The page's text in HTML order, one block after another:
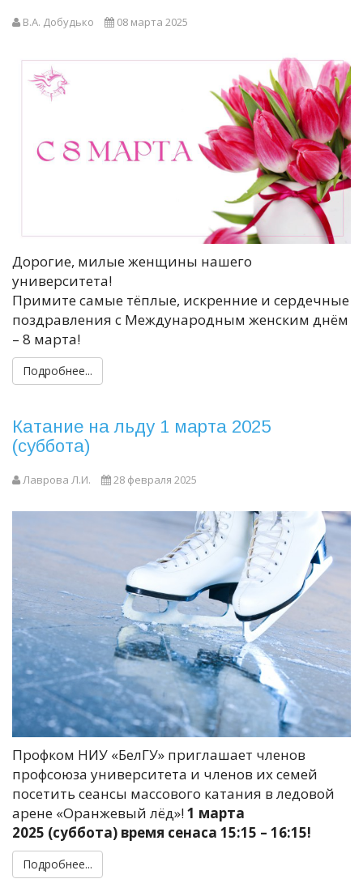
В.А. Добудько 08 марта 2025
Дорогие, милые женщины нашего
университета!
Примите самые тёплые, искренние и сердечные
поздравления с Международным женским днём
– 8 марта!
Подробнее...
Катание на льду 1 марта 2025
(суббота)
Лаврова Л.И. 28 февраля 2025
Профком НИУ «БелГУ» приглашает членов
профсоюза университета и членов их семей
посетить сеансы массового катания в ледовой
арене «Оранжевый лёд»!1 марта
2025 (суббота) время сенаса 15:15 – 16:15!
Подробнее...